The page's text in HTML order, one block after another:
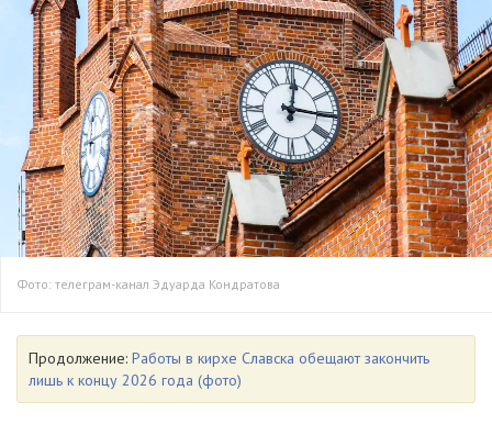
Фото: телеграм-канал Эдуарда Кондратова
Продолжение: Работы в кирхе Славска обещают закончить
лишь к концу 2026 года (фото)